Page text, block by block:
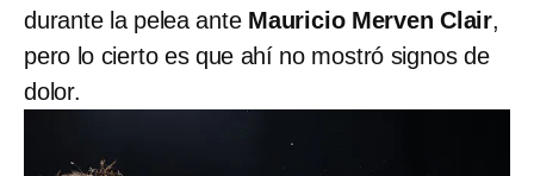
durante la pelea ante Mauricio Merven Clair,
pero lo cierto es que ahí no mostró signos de
dolor.